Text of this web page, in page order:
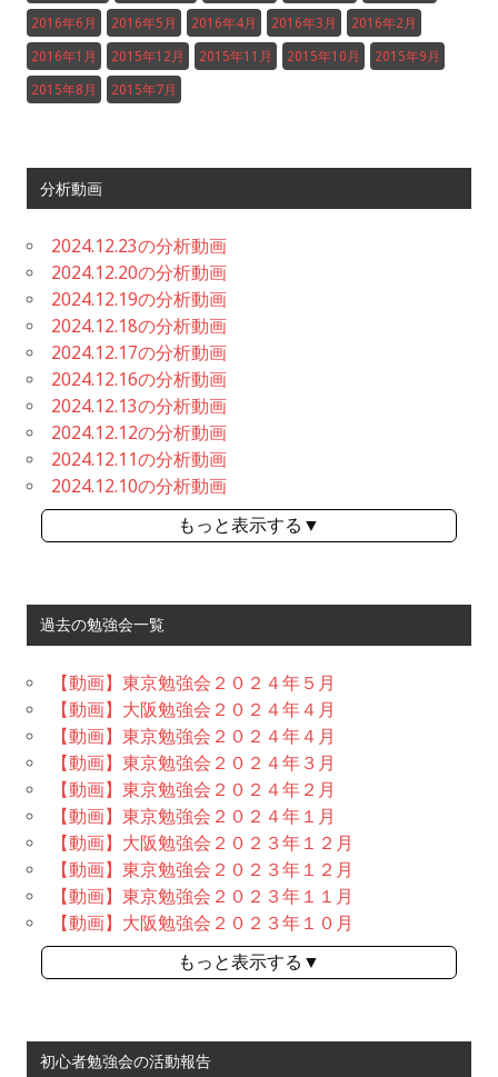
2016年6月 2016年5月 2016年4月 2016年3月 2016年2月
2016年1月 2015年12月 2015年11月 2015年10月 2015年9月
2015年8月 2015年7月
分析動画
2024.12.23の分析動画
2024.12.20の分析動画
2024.12.19の分析動画
2024.12.18の分析動画
2024.12.17の分析動画
2024.12.16の分析動画
2024.12.13の分析動画
2024.12.12の分析動画
2024.12.11の分析動画
2024.12.10の分析動画
もっと表示する▼
過去の勉強会一覧
【動画】東京勉強会２０２４年５月
【動画】大阪勉強会２０２４年４月
【動画】東京勉強会２０２４年４月
【動画】東京勉強会２０２４年３月
【動画】東京勉強会２０２４年２月
【動画】東京勉強会２０２４年１月
【動画】大阪勉強会２０２３年１２月
【動画】東京勉強会２０２３年１２月
【動画】東京勉強会２０２３年１１月
【動画】大阪勉強会２０２３年１０月
もっと表示する▼
初心者勉強会の活動報告